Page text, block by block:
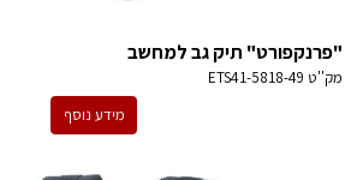
"פרנקפורט" תיק גב למחשב
מק''ט ETS41-5818-49
מידע נוסף